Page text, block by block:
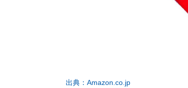
出典：Amazon.co.jp